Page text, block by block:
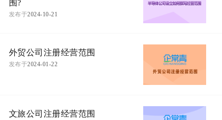
围?
发布于2024-10-21
外贸公司注册经营范围
发布于2024-01-22
文旅公司注册经营范围